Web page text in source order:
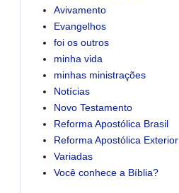
Avivamento
Evangelhos
foi os outros
minha vida
minhas ministrações
Notícias
Novo Testamento
Reforma Apostólica Brasil
Reforma Apostólica Exterior
Variadas
Você conhece a Bíblia?